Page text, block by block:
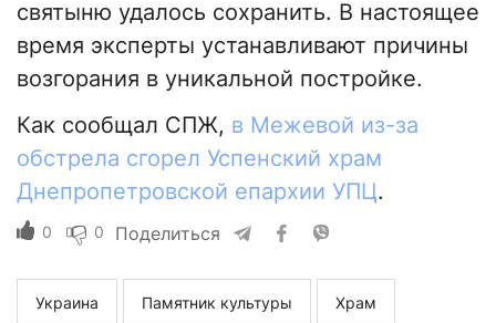
святыню удалось сохранить. В настоящее
время эксперты устанавливают причины
возгорания в уникальной постройке.
Как сообщал СПЖ, в Межевой из-за
обстрела сгорел Успенский храм
Днепропетровской епархии УПЦ.
0 0 Поделиться
Украина Памятник культуры Храм